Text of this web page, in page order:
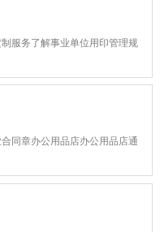
服务了解事业单位用印管理规
同章办公用品店办公用品店通